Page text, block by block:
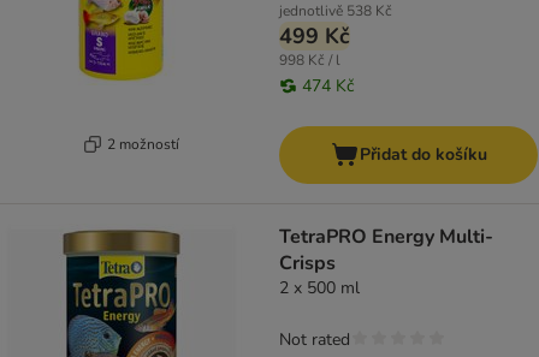
2 možností
jednotlivě 538 Kč
499 Kč
998 Kč / l
474 Kč
Přidat do košíku
TetraPRO Energy Multi-
Crisps
2 x 500 ml
Not rated